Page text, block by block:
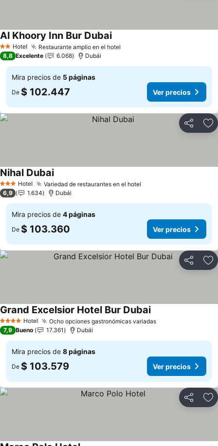
2 Estrellas
Hotel Restaurante amplio en el hotel
Al Khoory Inn Bur DubaiVer precios
8,8 Excelente 6.068 Dubái
Mira precios de 5 páginas
De $ 102.447 Ver precios
Compartir
3 Estrellas
Hotel Variedad de restaurantes en el hotel
Nihal DubaiVer precios
6,9 1.634 Dubái
Mira precios de 4 páginas
De $ 103.360 Ver precios
Compartir
4 EstrellasHotel Ocho opciones gastronómicas variadasVer precios
Grand Excelsior Hotel Bur DubaiVer precios
7,9 Bueno 17.361 Dubái
Mira precios de 8 páginas
De $ 103.579 Ver precios
Compartir